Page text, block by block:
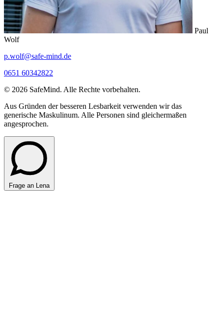
Paul
Wolf
p.wolf@safe-mind.de
0651 60342822
© 2026 SafeMind. Alle Rechte vorbehalten.
Aus Gründen der besseren Lesbarkeit verwenden wir das
generische Maskulinum. Alle Personen sind gleichermaßen
angesprochen.
Frage an Lena